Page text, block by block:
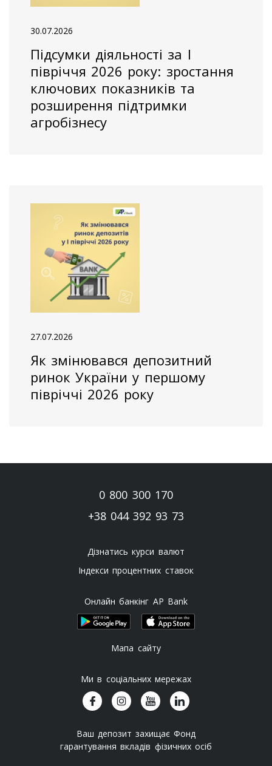
30.07.2026
Підсумки діяльності за І
півріччя 2026 року: зростання
ключових показників та
розширення підтримки
агробізнесу
27.07.2026
Як змінювався депозитний
ринок України у першому
півріччі 2026 року
0 800 300 170
+38 044 392 93 73
Дізнатись курси валют
Індекси процентних ставок
Онлайн банкінг AP Bank
Мапа сайту
Ми в соціальних мережах
Ваш депозит захищає Фонд
гарантування вкладів фізичних осіб